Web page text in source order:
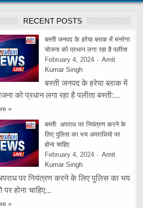
RECENT POSTS
बस्ती जनपद के हरेया ब्लाक में मनरेगा
योजना को प्रधान लगा रहा है पलीता
February 4, 2024
Amit
Kumar Singh
बस्ती जनपद के हरेया ब्लाक में
को प्रधान लगा रहा है पलीता बस्ती:...
»
बस्ती: अपराध पर नियंत्रण करने के
लिए पुलिस का भय अपराधियो पर
होना चाहिए
February 4, 2024
Amit
Kumar Singh
पर नियंत्रण करने के लिए पुलिस का भय
पर होना चाहिए...
»